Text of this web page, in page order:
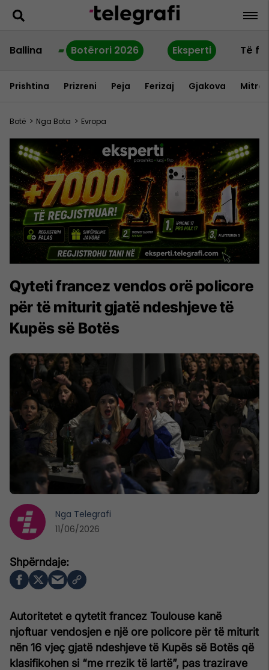
Ballina Botërori 2026 Eksperti Të
Prishtina Prizreni Peja Ferizaj Gjakova
Botë > Nga Bota > Evropa
Qyteti francez vendos orë policore
për të miturit gjatë ndeshjeve të
Kupës së Botës
Autoritetet e qytetit francez Toulouse kanë
njoftuar vendosjen e një ore policore për të miturit
nën 16 vjeç gjatë ndeshjeve të Kupës së Botës që
klasifikohen si “me rrezik të lartë”, pas trazirave
Nga Telegrafi
11/06/2026